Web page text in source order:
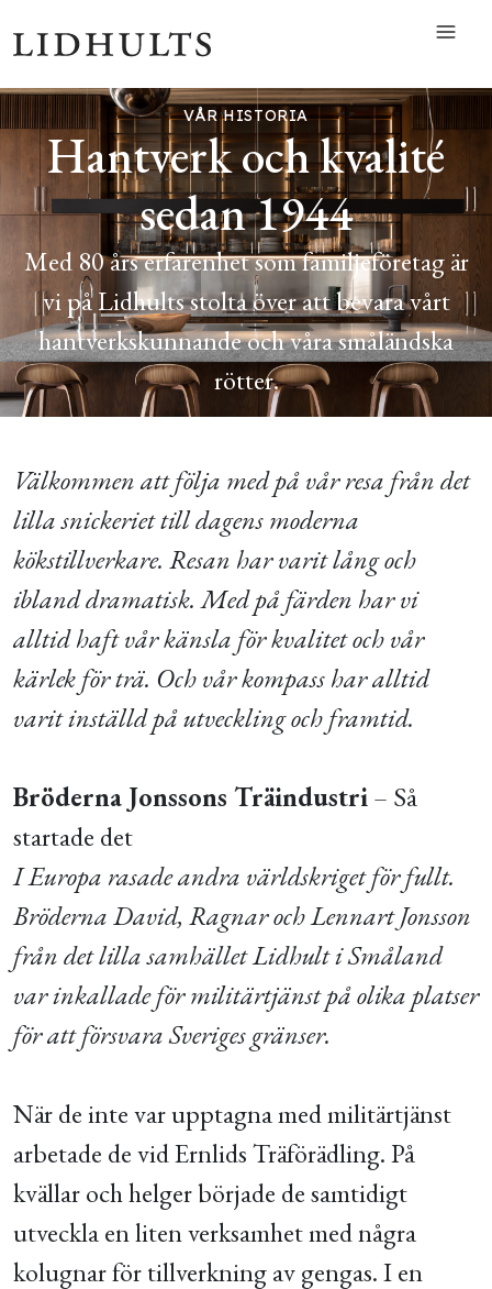
VÅR HISTORIA
Hantverk och kvalité
sedan 1944
Med 80 års erfarenhet som familjeföretag är
vi på Lidhults stolta över att bevara vårt
hantverkskunnande och våra småländska
rötter.
Välkommen att följa med på vår resa från det
lilla snickeriet till dagens moderna
kökstillverkare. Resan har varit lång och
ibland dramatisk. Med på färden har vi
alltid haft vår känsla för kvalitet och vår
kärlek för trä. Och vår kompass har alltid
varit inställd på utveckling och framtid.
Bröderna Jonssons Träindustri– Så
startade det
I Europa rasade andra världskriget för fullt.
Bröderna David, Ragnar och Lennart Jonsson
från det lilla samhället Lidhult i Småland
var inkallade för militärtjänst på olika platser
för att försvara Sveriges gränser.
När de inte var upptagna med militärtjänst
arbetade de vid Ernlids Träförädling. På
kvällar och helger började de samtidigt
utveckla en liten verksamhet med några
kolugnar för tillverkning av gengas. I en